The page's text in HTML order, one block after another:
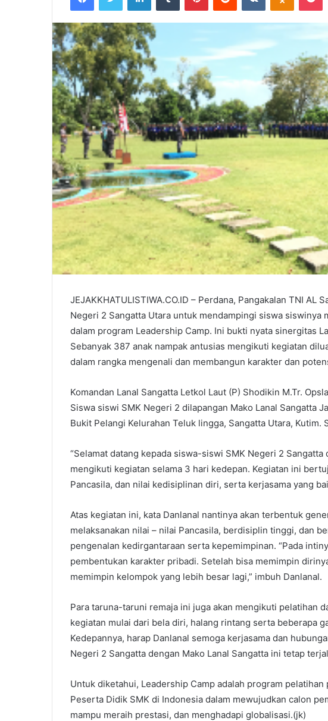
JEJAKKHATULISTIWA.CO.ID – Perdana, Pangakalan TNI AL
Negeri 2 Sangatta Utara untuk mendampingi siswa siswinya
dalam program Leadership Camp. Ini bukti nyata sinergitas
Sebanyak 387 anak nampak antusias mengikuti kegiatan
dalam rangka mengenali dan membangun karakter dan
Komandan Lanal Sangatta Letkol Laut (P) Shodikin M.Tr.
Siswa siswi SMK Negeri 2 dilapangan Mako Lanal Sangatta
Bukit Pelangi Kelurahan Teluk lingga, Sangatta Utara, Kutim.
“Selamat datang kepada siswa-siswi SMK Negeri 2 Sangatta
mengikuti kegiatan selama 3 hari kedepan. Kegiatan ini
Pancasila, dan nilai kedisiplinan diri, serta kerjasama yang
Atas kegiatan ini, kata Danlanal nantinya akan terbentuk
melaksanakan nilai – nilai Pancasila, berdisiplin tinggi, dan
pengenalan kedirgantaraan serta kepemimpinan. “Pada
pembentukan karakter pribadi. Setelah bisa memimpin
memimpin kelompok yang lebih besar lagi,” imbuh Danlanal.
Para taruna-taruni remaja ini juga akan mengikuti pelatihan
kegiatan mulai dari bela diri, halang rintang serta beberapa
Kedepannya, harap Danlanal semoga kerjasama dan
Negeri 2 Sangatta dengan Mako Lanal Sangatta ini tetap
Untuk diketahui, Leadership Camp adalah program
Peserta Didik SMK di Indonesia dalam mewujudkan calon
mampu meraih prestasi, dan menghadapi globalisasi.(jk)